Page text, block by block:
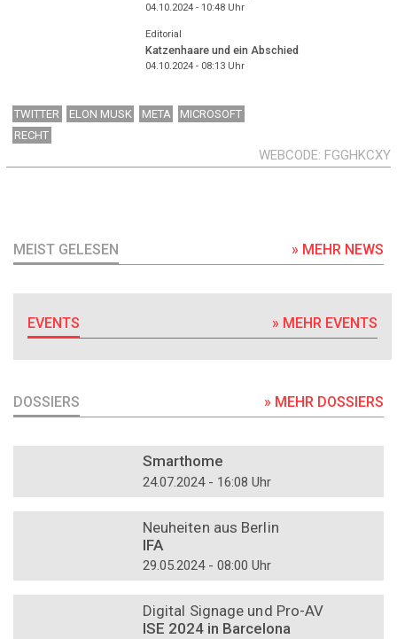
04.10.2024 - 10:48Uhr
Editorial
Katzenhaare und ein Abschied
04.10.2024 - 08:13Uhr
TWITTER ELON MUSK META
MICROSOFT
RECHT
WEBCODE FGGHKCXY
MEIST GELESEN » MEHR NEWS
EVENTS » MEHR EVENTS
DOSSIERS » MEHR DOSSIERS
Smarthome
24.07.2024 - 16:08 Uhr
Neuheiten aus Berlin
IFA
29.05.2024 - 08:00 Uhr
Digital Signage und Pro-AV
ISE 2024 in Barcelona